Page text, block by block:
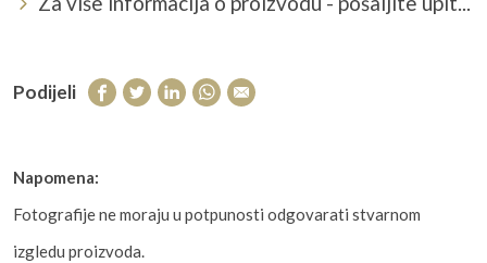
Podijeli
Napomena:
Fotografije ne moraju u potpunosti odgovarati stvarnom
izgledu proizvoda.